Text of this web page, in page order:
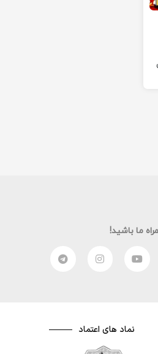
ما باشید!
نماد های اعتماد